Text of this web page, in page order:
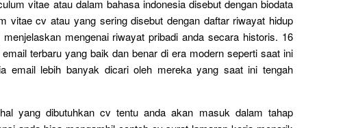
vitae atau dalam bahasa indonesia disebut dengan biodata
vitae cv atau yang sering disebut dengan daftar riwayat hidup
mengenai riwayat pribadi anda secara historis. 16
terbaru yang baik dan benar di era modern seperti saat ini
email lebih banyak dicari oleh mereka yang saat ini tengah
yang dibutuhkan cv tentu anda akan masuk dalam tahap